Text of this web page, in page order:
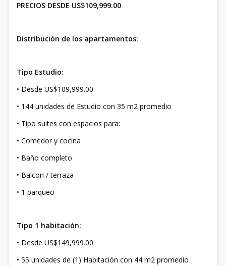
PRECIOS DESDE US$109,999.00
Distribución de los apartamentos:
Tipo Estudio:
• Desde US$109,999.00
• 144 unidades de Estudio con 35 m2 promedio
• Tipo suites con espacios para:
• Comedor y cocina
• Baño completo
• Balcon / terraza
• 1 parqueo
Tipo 1 habitación:
• Desde US$149,999.00
• 55 unidades de (1) Habitación con 44 m2 promedio